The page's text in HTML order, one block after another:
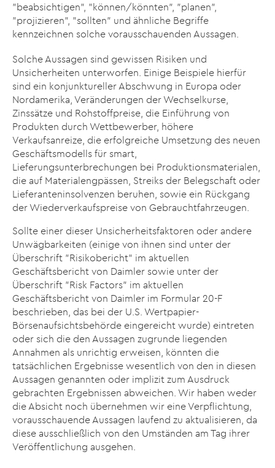
"beabsichtigen", "können/könnten", "planen",
"projizieren", "sollten" und ähnliche Begriffe
kennzeichnen solche vorausschauenden Aussagen.
Solche Aussagen sind gewissen Risiken und
Unsicherheiten unterworfen. Einige Beispiele hierfür
sind ein konjunktureller Abschwung in Europa oder
Nordamerika, Veränderungen der Wechselkurse,
Zinssätze und Rohstoffpreise, die Einführung von
Produkten durch Wettbewerber, höhere
Verkaufsanreize, die erfolgreiche Umsetzung des neuen
Geschäftsmodells für smart,
Lieferungsunterbrechungen bei Produktionsmaterialen,
die auf Materialengpässen, Streiks der Belegschaft oder
Lieferanteninsolvenzen beruhen, sowie ein Rückgang
der Wiederverkaufspreise von Gebrauchtfahrzeugen.
Sollte einer dieser Unsicherheitsfaktoren oder andere
Unwägbarkeiten (einige von ihnen sind unter der
Überschrift "Risikobericht" im aktuellen
Geschäftsbericht von Daimler sowie unter der
Überschrift "Risk Factors" im aktuellen
Geschäftsbericht von Daimler im Formular 20-F
beschrieben, das bei der U.S. Wertpapier-
Börsenaufsichtsbehörde eingereicht wurde) eintreten
oder sich die den Aussagen zugrunde liegenden
Annahmen als unrichtig erweisen, könnten die
tatsächlichen Ergebnisse wesentlich von den in diesen
Aussagen genannten oder implizit zum Ausdruck
gebrachten Ergebnissen abweichen. Wir haben weder
die Absicht noch übernehmen wir eine Verpflichtung,
vorausschauende Aussagen laufend zu aktualisieren, da
diese ausschließlich von den Umständen am Tag ihrer
Veröffentlichung ausgehen.